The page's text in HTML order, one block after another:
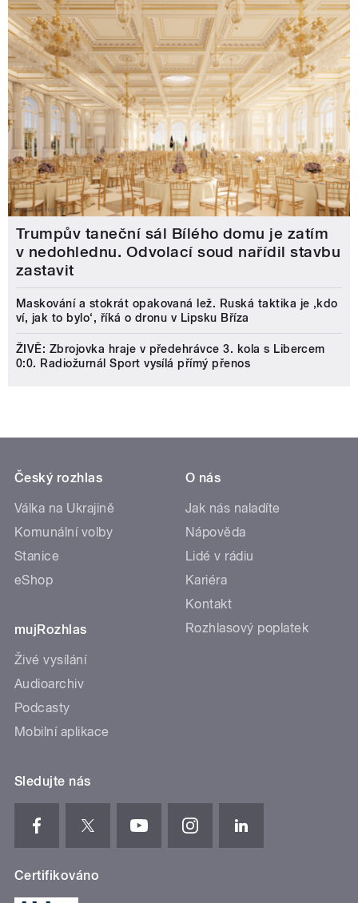
Trumpův taneční sál Bílého domu je zatím
v nedohlednu. Odvolací soud nařídil stavbu
zastavit
Maskování a stokrát opakovaná lež. Ruská taktika je ‚kdo
ví, jak to bylo‘, říká o dronu v Lipsku Bříza
ŽIVĚ: Zbrojovka hraje v předehrávce 3. kola s Libercem
0:0. Radiožurnál Sport vysílá přímý přenos
Český rozhlas
Válka na Ukrajině
Komunální volby
Stanice
eShop
mujRozhlas
Živé vysílání
Audioarchiv
Podcasty
Mobilní aplikace
O nás
Jak nás naladíte
Nápověda
Lidé v rádiu
Kariéra
Kontakt
Rozhlasový poplatek
Sledujte nás
Certifikováno